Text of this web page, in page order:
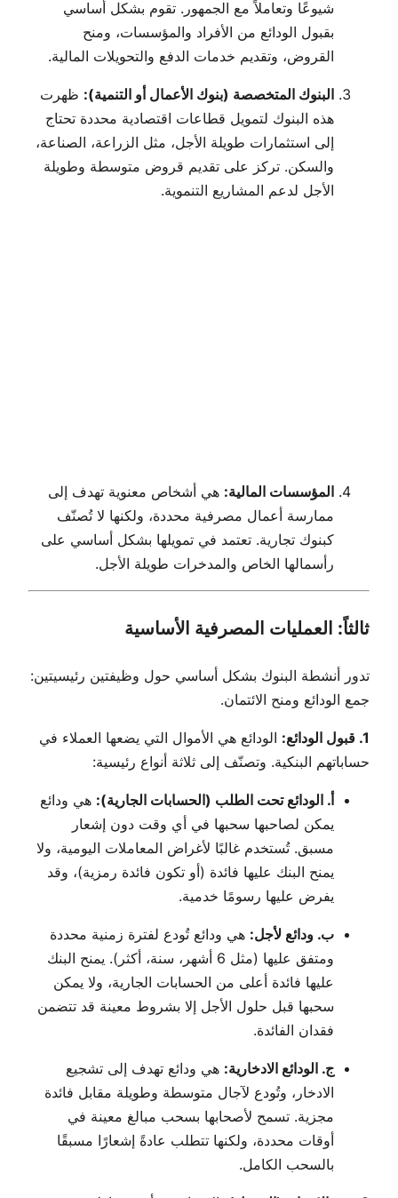
شيوعًا وتعاملاً مع الجمهور. تقوم بشكل أساسي
بقبول الودائع من الأفراد والمؤسسات، ومنح
القروض، وتقديم خدمات الدفع والتحويلات المالية.
البنوك المتخصصة (بنوك الأعمال أو التنمية): ظهرت
هذه البنوك لتمويل قطاعات اقتصادية محددة تحتاج
إلى استثمارات طويلة الأجل، مثل الزراعة، الصناعة،
والسكن. تركز على تقديم قروض متوسطة وطويلة
الأجل لدعم المشاريع التنموية.
المؤسسات المالية: هي أشخاص معنوية تهدف إلى
ممارسة أعمال مصرفية محددة، ولكنها لا تُصنّف
كبنوك تجارية. تعتمد في تمويلها بشكل أساسي على
رأسمالها الخاص والمدخرات طويلة الأجل.
ثالثاً: العمليات المصرفية الأساسية
تدور أنشطة البنوك بشكل أساسي حول وظيفتين رئيسيتين:
جمع الودائع ومنح الائتمان.
1. قبول الودائع:
الودائع هي الأموال التي يضعها العملاء في
حساباتهم البنكية. وتصنّف إلى ثلاثة أنواع رئيسية:
أ. الودائع تحت الطلب (الحسابات الجارية): هي ودائع
يمكن لصاحبها سحبها في أي وقت دون إشعار
مسبق. تُستخدم غالبًا لأغراض المعاملات اليومية، ولا
يمنح البنك عليها فائدة (أو تكون فائدة رمزية)، وقد
يفرض عليها رسومًا خدمية.
ب. ودائع لأجل: هي ودائع تُودع لفترة زمنية محددة
ومتفق عليها (مثل 6 أشهر، سنة، أكثر). يمنح البنك
عليها فائدة أعلى من الحسابات الجارية، ولا يمكن
سحبها قبل حلول الأجل إلا بشروط معينة قد تتضمن
فقدان الفائدة.
ج. الودائع الادخارية: هي ودائع تهدف إلى تشجيع
الادخار، وتُودع لآجال متوسطة وطويلة مقابل فائدة
مجزية. تسمح لأصحابها بسحب مبالغ معينة في
أوقات محددة، ولكنها تتطلب عادةً إشعارًا مسبقًا
بالسحب الكامل.